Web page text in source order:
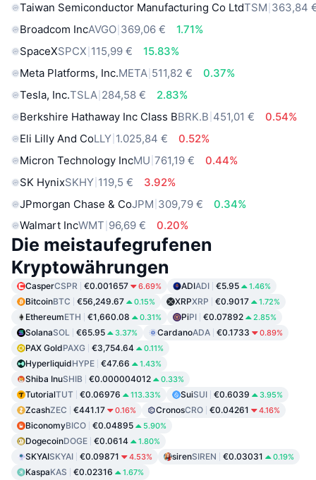
Taiwan Semiconductor Manufacturing Co LtdTSM 363,84
Broadcom IncAVGO 369,06 €
1.71%
SpaceXSPCX 115,99 €
15.83%
Meta Platforms, Inc.META 511,82 €
0.37%
Tesla, Inc.TSLA 284,58 €
2.83%
Berkshire Hathaway Inc Class BBRK.B 451,01 €
0.54%
Eli Lilly And CoLLY 1.025,84 €
0.52%
Micron Technology IncMU 761,19 €
0.44%
SK HynixSKHY 119,5 €
3.92%
JPmorgan Chase & CoJPM 309,79 €
0.34%
Walmart IncWMT 96,69 € 0.20%
Die meistaufegrufenen
Kryptowährungen
CasperCSPR €0.001657 6.69% ADIADI €5.95 1.46%
BitcoinBTC €56,249.67 0.15% XRPXRP €0.9017 1.72%
EthereumETH €1,660.08 0.31% PiPI €0.07892 2.85%
SolanaSOL €65.95 3.37% CardanoADA €0.1733 0.89%
PAX GoldPAXG €3,754.64 0.11%
HyperliquidHYPE €47.66 1.43%
Shiba InuSHIB €0.000004012 0.33%
TutorialTUT €0.06976 113.33% SuiSUI €0.6039 3.95%
ZcashZEC €441.17 0.16% CronosCRO €0.04261 4.16%
BiconomyBICO €0.04895 5.90%
DogecoinDOGE €0.0614 1.80%
SKYAISKYAI €0.09871 4.53% sirenSIREN €0.03031 0.19%
KaspaKAS €0.02316 1.67%